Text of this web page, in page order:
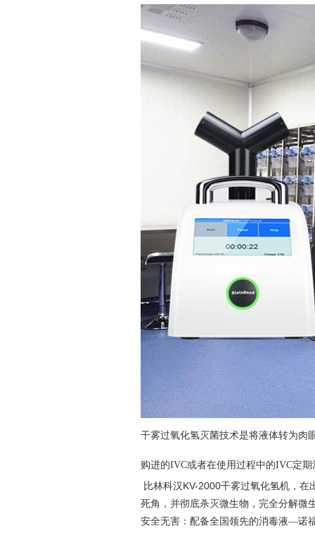
干雾过氧化氢灭菌技术是将液体转为肉
购进的IVC或者在使用过程中的IVC定期
比林科汉KV-2000干雾过氧化氢机，
死角，并彻底杀灭微生物，完全分解微
安全无害：配备全国领先的消毒液—诺